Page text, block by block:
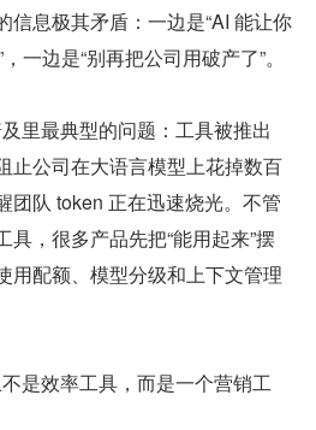
信息极其矛盾：一边是“AI 能让你
一边是“别再把公司用破产了”。
里最典型的问题：工具被推出
止公司在大语言模型上花掉数百
团队 token 正在迅速烧光。不管
具，很多产品先把“能用起来”摆
用配额、模型分级和上下文管理
是效率工具，而是一个营销工